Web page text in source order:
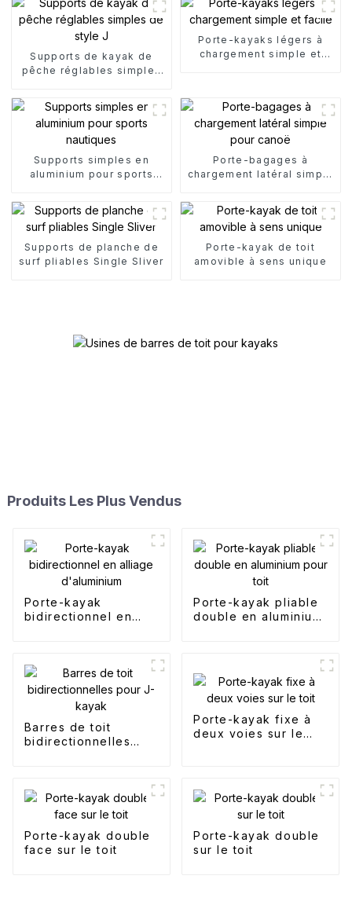
Supports de kayak de
pêche réglables simples
Porte-kayaks légers à
chargement simple et
Supports simples en
aluminium pour sports
Porte-bagages à
chargement latéral simple
Supports de planche de
surf pliables Single Sliver
Porte-kayak de toit
amovible à sens unique
Produits Les Plus Vendus
Porte-kayak
bidirectionnel en
Porte-kayak pliable
double en aluminium
Barres de toit
bidirectionnelles
Porte-kayak fixe à
deux voies sur le
Porte-kayak double
face sur le toit
Porte-kayak double
sur le toit